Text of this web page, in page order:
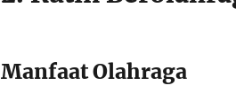
Manfaat Olahraga